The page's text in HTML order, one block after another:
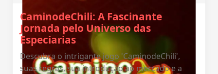
CaminodeChili: A Fascinante
Jornada pelo Universo das
Especiarias
Descubra o intrigante jogo 'CaminodeChili',
suas regras, sua introdução ao mercado e a